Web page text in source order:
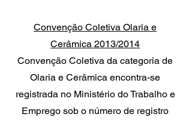
Convenção Coletiva Olaria e
Cerâmica 2013/2014
Convenção Coletiva da categoria de
Olaria e Cerâmica encontra-se
registrada no Ministério do Trabalho e
Emprego sob o número de registro